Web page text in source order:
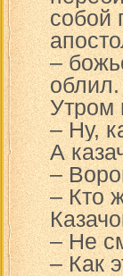
собой
–
облил.
Утром
– Ну,
А
–
– Кто
– Не
– Как